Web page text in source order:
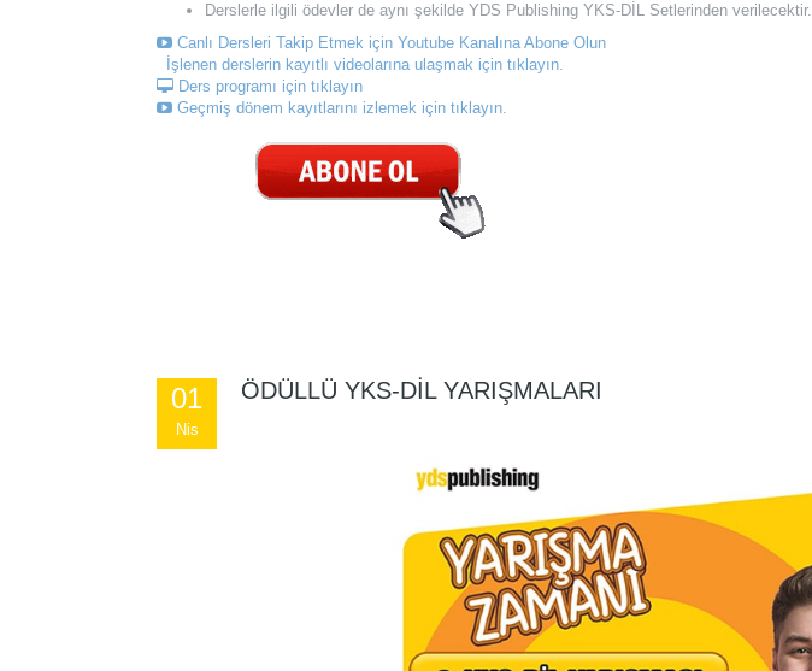
Derslerle ilgili ödevler de aynı şekilde YDS Publishing YKS-DİL Setlerinden verilecektir.
Canlı Dersleri Takip Etmek için Youtube Kanalına Abone Olun
İşlenen derslerin kayıtlı videolarına ulaşmak için tıklayın.
Ders programı için tıklayın
Geçmiş dönem kayıtlarını izlemek için tıklayın.
01
Nis
ÖDÜLLÜ YKS-DİL YARIŞMALARI